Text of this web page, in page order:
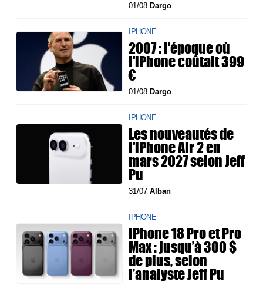
01/08 Dargo
IPHONE
2007 : l'époque où
l'iPhone coûtait 399
€
01/08 Dargo
IPHONE
Les nouveautés de
l'iPhone Air 2 en
mars 2027 selon Jeff
Pu
31/07Alban
IPHONE
iPhone 18 Pro et Pro
Max : jusqu’à 300 $
de plus, selon
l’analyste Jeff Pu